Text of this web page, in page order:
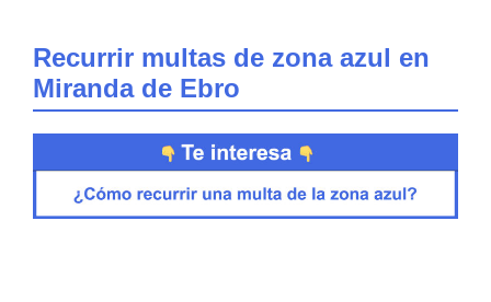
Recurrir multas de zona azul en
Miranda de Ebro